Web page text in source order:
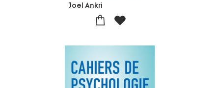
Joel Ankri